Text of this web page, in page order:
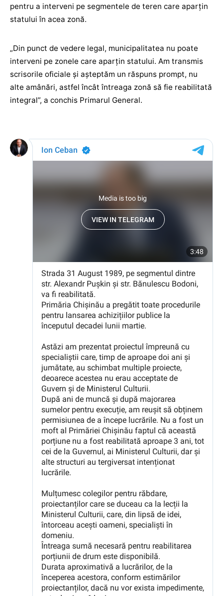
pentru a interveni pe segmentele de teren care aparțin
statului în acea zonă.
„Din punct de vedere legal, municipalitatea nu poate
interveni pe zonele care aparțin statului. Am transmis
scrisorile oficiale și așteptăm un răspuns prompt, nu
alte amânări, astfel încât întreaga zonă să fie reabilitată
integral”, a conchis Primarul General.